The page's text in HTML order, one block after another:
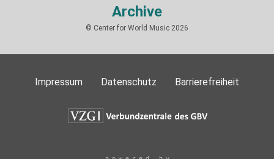
Archive
© Center for World Music 2026
Impressum Datenschutz Barrierefreiheit